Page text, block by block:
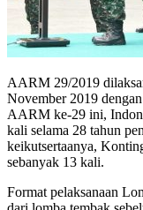
AARM 29/2019
November 2019
AARM ke-29 ini,
kali selama 28 tahun
keikutsertaanya,
sebanyak 13 kali.
Format pelaksanaan